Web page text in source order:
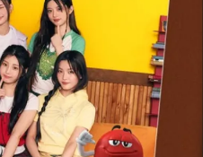
u
b
l
i
c
a
s
a
n
u
c
i